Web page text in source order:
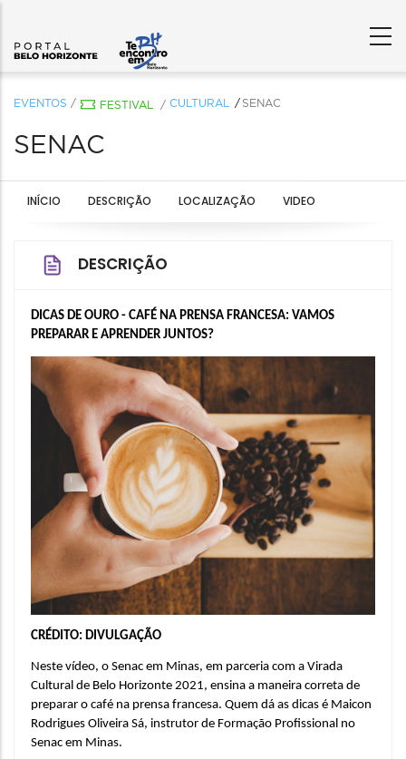
EVENTOS / FESTIVAL / CULTURAL SENAC
SENAC
INÍCIO DESCRIÇÃO LOCALIZAÇÃO VIDEO
DESCRIÇÃO
DICAS DE OURO - CAFÉ NA PRENSA FRANCESA: VAMOS
PREPARAR E APRENDER JUNTOS?
CRÉDITO: DIVULGAÇÃO
Neste vídeo, o Senac em Minas, em parceria com a Virada
Cultural de Belo Horizonte 2021, ensina a maneira correta de
preparar o café na prensa francesa. Quem dá as dicas é Maicon
Rodrigues Oliveira Sá, instrutor de Formação Profissional no
Senac em Minas.